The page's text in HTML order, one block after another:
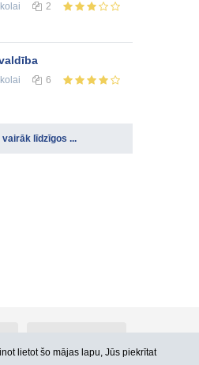
2
6
vairāk līdzīgos ...
lietot šo mājas lapu, Jūs piekrītat